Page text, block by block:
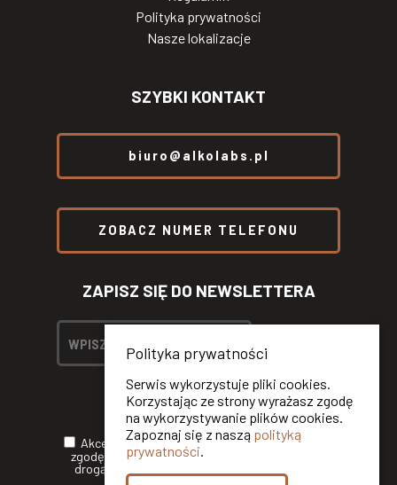
Polityka prywatności
Nasze lokalizacje
SZYBKI KONTAKT
biuro@alkolabs.pl
ZOBACZ NUMER TELEFONU
ZAPISZ SIĘ DO NEWSLETTERA
AkceptujęPolitykę Prywatnościoraz wyrażam
zgodę na otrzymywanie informacji handlowych
drogą elektroniczną od ALKOLABS SP. Z O.O.*
Polityka prywatności
Serwis wykorzystuje pliki cookies.
Korzystając ze strony wyrażasz zgodę
na wykorzystywanie plików cookies.
Zapoznaj się z naszą polityką
prywatności.